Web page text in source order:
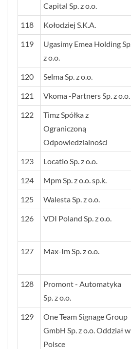
Capital Sp. z o.o.
118 Kołodziej S.K.A.
119
Ugasimy Emea Holding Sp.
z o.o.
120 Selma Sp. z o.o.
121 Vkoma -Partners Sp. z o.o.
122
Timz Spółka z
Ograniczoną
Odpowiedzialności
123 Locatio Sp. z o.o.
124 Mpm Sp. z o.o. sp.k.
125 Walesta Sp. z o.o.
126 VDI Poland Sp. z o.o.
127 Max-Im Sp. z o.o.
128
Promont - Automatyka
Sp. z o.o.
129
One Team Signage Group
GmbH Sp. z o.o. Oddział w
Polsce